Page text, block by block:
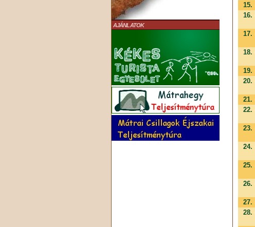
AJÁNLATOK
15.
16.
17.
18.
19.
20.
21.
22.
23.
24.
25.
26.
27.
28.